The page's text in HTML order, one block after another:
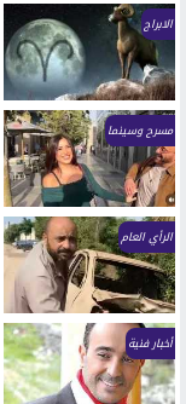
الابراج
مسرح وسينما
الرأي العام
أخبار فنية